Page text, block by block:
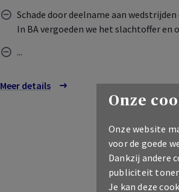
Schade door deelname aan
In BA vergoeden we het slachtoffer en
...
Meer details over de uitsluitingen
Onze
Onze website
voor de goede
Dankzij andere
publiciteit
Je kan deze